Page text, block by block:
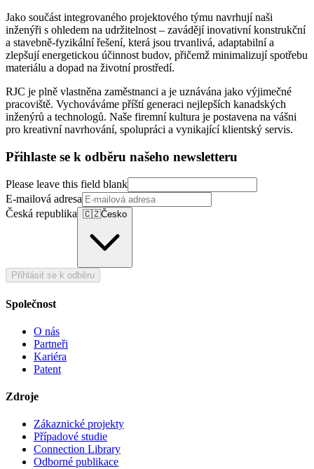
Jako součást integrovaného projektového týmu navrhují naši
inženýři s ohledem na udržitelnost – zavádějí inovativní konstrukční
a stavebně-fyzikální řešení, která jsou trvanlivá, adaptabilní a
zlepšují energetickou účinnost budov, přičemž minimalizují spotřebu
materiálu a dopad na životní prostředí.
RJC je plně vlastněna zaměstnanci a je uznávána jako výjimečné
pracoviště. Vychováváme příští generaci nejlepších kanadských
inženýrů a technologů. Naše firemní kultura je postavena na vášni
pro kreativní navrhování, spolupráci a vynikající klientský servis.
Přihlaste se k odběru našeho newsletteru
Please leave this field blank
E-mailová adresa
Česká republika 🇨🇿Česko
Přihlásit se k odběru
Společnost
O nás
Partneři
Kariéra
Patent
Zdroje
Zákaznické projekty
Případové studie
Connection Library
Odborné publikace